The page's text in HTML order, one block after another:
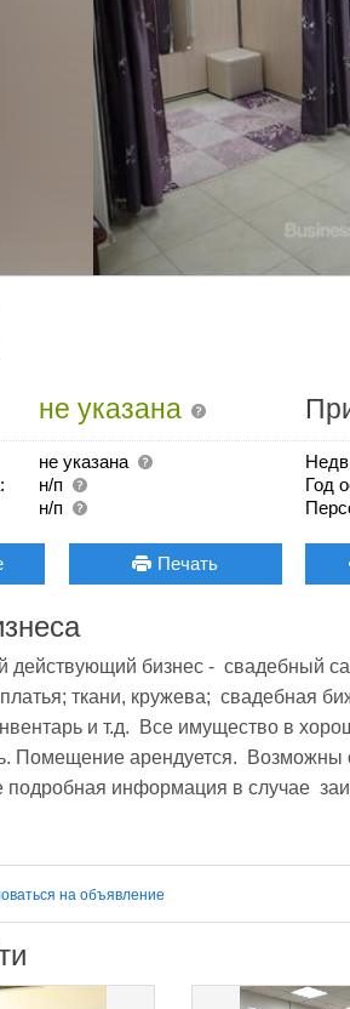
не указана
не указана
н/п
н/п
Год
Печать
действующий бизнес -  свадебный
ткани, кружева;  свадебная
и т.д.  Все имущество в
Помещение арендуется.
информация в случае
на объявление